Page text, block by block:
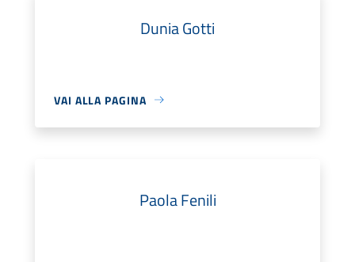
Dunia Gotti
VAI ALLA PAGINA
Paola Fenili